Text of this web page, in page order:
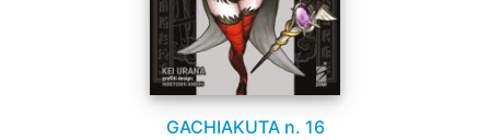
GACHIAKUTA n. 16